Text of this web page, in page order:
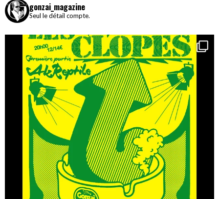
gonzai_magazine
Seul le détail compte.